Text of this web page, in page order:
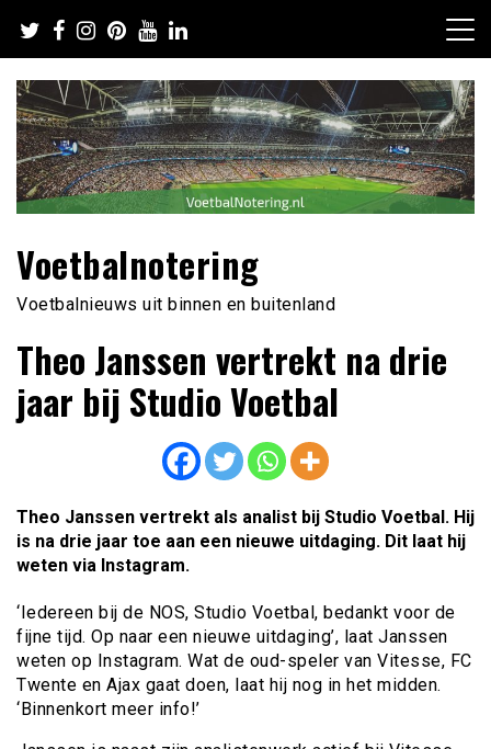
naar
de
inhoud
Voetbalnotering
Voetbalnieuws uit binnen en buitenland
Theo Janssen vertrekt na drie
jaar bij Studio Voetbal
Theo Janssen vertrekt als analist bij Studio Voetbal. Hij
is na drie jaar toe aan een nieuwe uitdaging. Dit laat hij
weten via Instagram.
‘Iedereen bij de NOS, Studio Voetbal, bedankt voor de
fijne tijd. Op naar een nieuwe uitdaging’, laat Janssen
weten op Instagram. Wat de oud-speler van Vitesse, FC
Twente en Ajax gaat doen, laat hij nog in het midden.
‘Binnenkort meer info!’